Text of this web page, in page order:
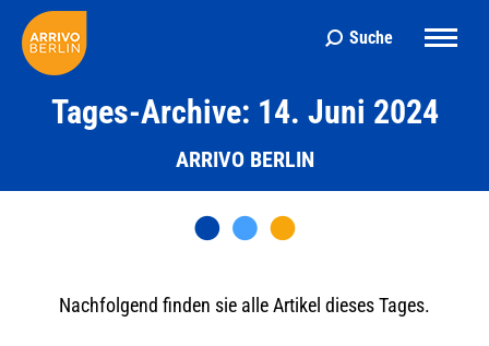
Search:
Suche
Tages-Archive: 14. Juni 2024
ARRIVO BERLIN
Nachfolgend finden sie alle Artikel dieses Tages.